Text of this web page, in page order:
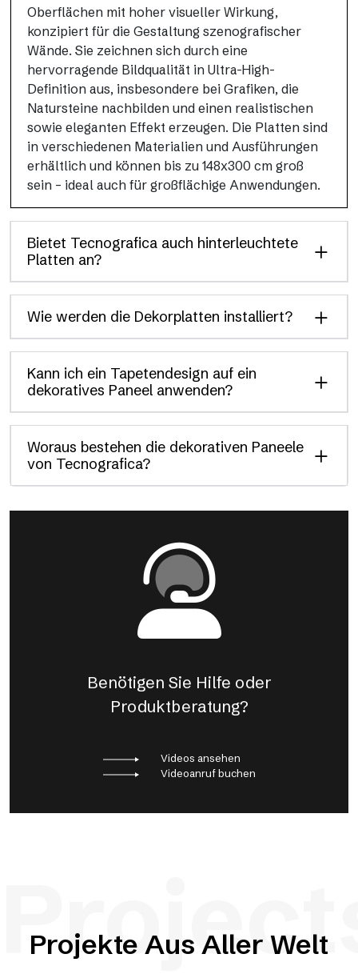
Oberflächen mit hoher visueller Wirkung,
konzipiert für die Gestaltung szenografischer
Wände. Sie zeichnen sich durch eine
hervorragende Bildqualität in Ultra-High-
Definition aus, insbesondere bei Grafiken, die
Natursteine nachbilden und einen realistischen
sowie eleganten Effekt erzeugen. Die Platten sind
in verschiedenen Materialien und Ausführungen
erhältlich und können bis zu 148x300 cm groß
sein – ideal auch für großflächige Anwendungen.
Bietet Tecnografica auch hinterleuchtete
Platten an?
Wie werden die Dekorplatten installiert?
Kann ich ein Tapetendesign auf ein
dekoratives Paneel anwenden?
Woraus bestehen die dekorativen Paneele
von Tecnografica?
Benötigen Sie Hilfe oder
Produktberatung?
Videos ansehen
Videoanruf buchen
Projekte Aus Aller Welt